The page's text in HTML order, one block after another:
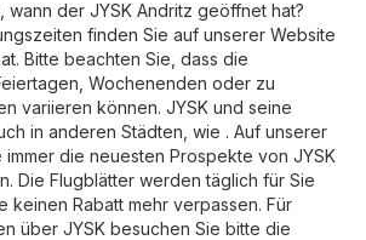
wann der JYSK Andritz geöffnet hat?
finden Sie auf unserer Website
. Bitte beachten Sie, dass die
Wochenenden oder zu
variieren können. JYSK und seine
in anderen Städten, wie . Auf unserer
die neuesten Prospekte von JYSK
Die Flugblätter werden täglich für Sie
keinen Rabatt mehr verpassen. Für
über JYSK besuchen Sie bitte die